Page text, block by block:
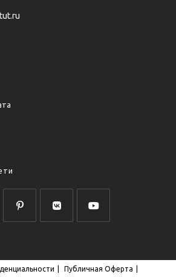
новой
вкладке
новой
вкладке
новой
вкладке
Публичная Оферта